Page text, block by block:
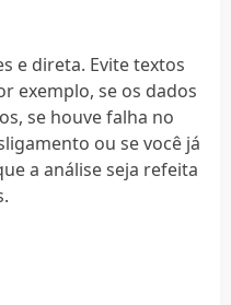
e direta. Evite textos
exemplo, se os dados
se houve falha no
ou se você já
a análise seja refeita